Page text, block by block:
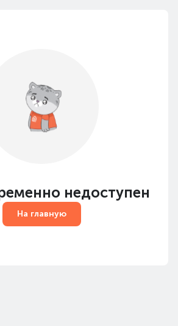
недоступен
На главную